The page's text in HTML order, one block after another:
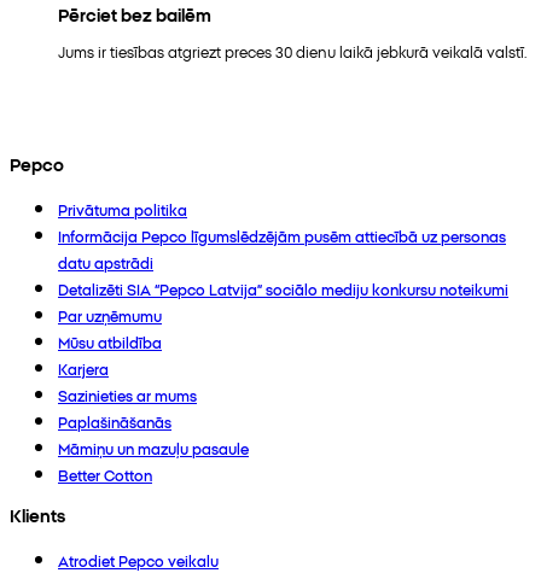
Pērciet bez bailēm
Jums ir tiesības atgriezt preces 30 dienu laikā jebkurā veikalā valstī.
Pepco
Privātuma politika
Informācija Pepco līgumslēdzējām pusēm attiecībā uz personas
datu apstrādi
Detalizēti SIA “Pepco Latvija” sociālo mediju konkursu noteikumi
Par uzņēmumu
Mūsu atbildība
Karjera
Sazinieties ar mums
Paplašināšanās
Māmiņu un mazuļu pasaule
Better Cotton
Klients
Atrodiet Pepco veikalu